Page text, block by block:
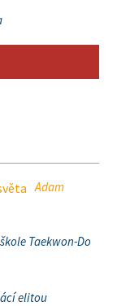
Adam
Taekwon-Do
elitou